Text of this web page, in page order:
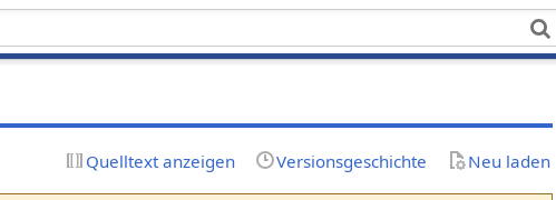
Quelltext anzeigen Versionsgeschichte Neu laden